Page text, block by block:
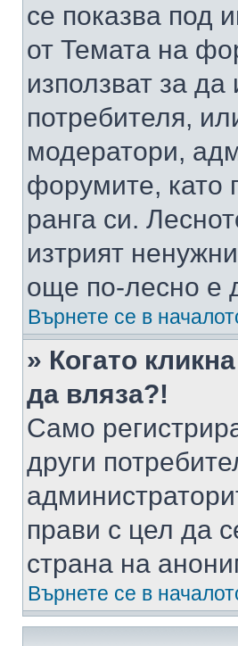
се показва под
от Темата на
използват за
потребителя,
модератори,
форумите, като
ранга си.
изтрият
още по-лесно е
Върнете се в
» Когато
да вляза?!
Само
други
прави с цел да
страна на
Върнете се в